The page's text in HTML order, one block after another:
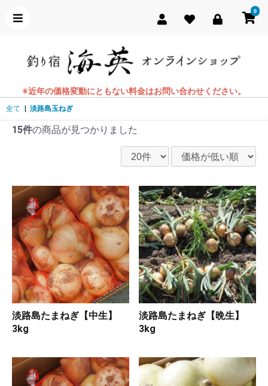
0
※近年の価格変動にともない料金はお問い合わせください。
全て | 淡路島玉ねぎ
15件の商品が見つかりました
淡路島たまねぎ【中生】
3kg
淡路島たまねぎ【晩生】
3kg